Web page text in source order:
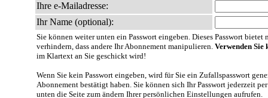
Ihre e-Mailadresse:
Ihr Name (optional):
Sie können weiter unten ein Passwort eingeben. Dieses Passwort
verhindern, dass andere Ihr Abonnement manipulieren. Verwenden Sie
im Klartext an Sie geschickt wird!
Wenn Sie kein Passwort eingeben, wird für Sie ein Zufallspasswort
Abonnement bestätigt haben. Sie können sich Ihr Passwort jederzeit
unten die Seite zum ändern Ihrer persönlichen Einstellungen aufrufen.